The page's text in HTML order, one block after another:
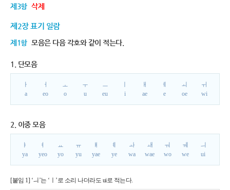
제3항 삭제
제2장 표기 일람
제1항 모음은 다음 각호와 같이 적는다.
1. 단모음
ㅏ
a
ㅓ
eo
ㅗ
o
ㅜ
u
ㅡ
eu
i
ㅐ
ae
ㅔ
e
ㅚ
oe
ㅟ
wi
2. 이중 모음
ㅑ
ya
ㅕ
yeo
ㅛ
yo
ㅠ
yu
ㅒ
yae
ㅖ
ye
ㅘ
wa
ㅙ
wae
ㅝ
wo
ㅞ
we
ㅢ
ui
[붙임 1] ‘ㅢ’는 ‘ㅣ’로 소리 나더라도 ui로 적는다.